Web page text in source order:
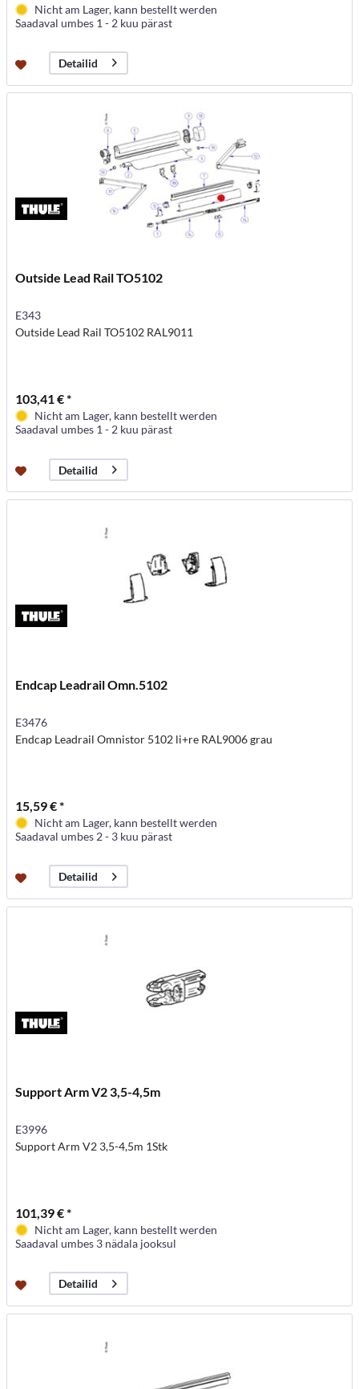
Nicht am Lager, kann bestellt werden
Saadaval umbes 1 - 2 kuu pärast
Detailid
Outside Lead Rail TO5102
E343
Outside Lead Rail TO5102 RAL9011
103,41 € *
Nicht am Lager, kann bestellt werden
Saadaval umbes 1 - 2 kuu pärast
Detailid
Endcap Leadrail Omn.5102
E3476
Endcap Leadrail Omnistor 5102 li+re RAL9006 grau
15,59 € *
Nicht am Lager, kann bestellt werden
Saadaval umbes 2 - 3 kuu pärast
Detailid
Support Arm V2 3,5-4,5m
E3996
Support Arm V2 3,5-4,5m 1Stk
101,39 € *
Nicht am Lager, kann bestellt werden
Saadaval umbes 3 nädala jooksul
Detailid